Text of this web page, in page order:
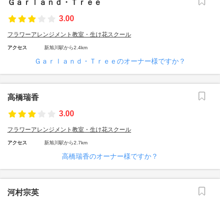
Ｇａｒｌａｎｄ・Ｔｒｅｅ
3.00
フラワーアレンジメント教室・生け花スクール
アクセス 新旭川駅から2.4km
Ｇａｒｌａｎｄ・Ｔｒｅｅのオーナー様ですか？
高橋瑞香
3.00
フラワーアレンジメント教室・生け花スクール
アクセス 新旭川駅から2.7km
高橋瑞香のオーナー様ですか？
河村宗英